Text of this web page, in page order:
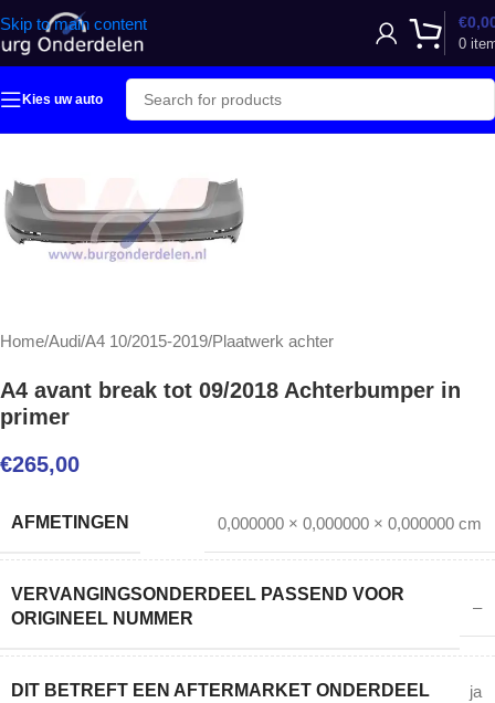
Skip to main content
0
€
Kies uw auto
Home/Audi/A4 10/2015-2019/Plaatwerk achter
A4 avant break tot 09/2018 Achterbumper in
primer
€265,00
AFMETINGEN 0,000000 × 0,000000 × 0,000000 cm
VERVANGINGSONDERDEEL PASSEND VOOR
ORIGINEEL NUMMER
–
DIT BETREFT EEN AFTERMARKET ONDERDEEL ja